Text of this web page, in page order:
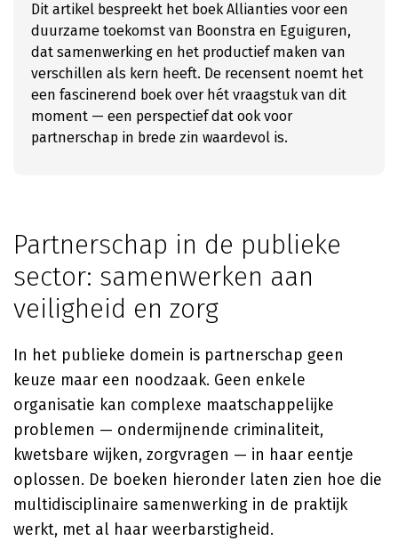
Dit artikel bespreekt het boek Allianties voor een
duurzame toekomst van Boonstra en Eguiguren,
dat samenwerking en het productief maken van
verschillen als kern heeft. De recensent noemt het
een fascinerend boek over hét vraagstuk van dit
moment — een perspectief dat ook voor
partnerschap in brede zin waardevol is.
Partnerschap in de publieke
sector: samenwerken aan
veiligheid en zorg
In het publieke domein is partnerschap geen
keuze maar een noodzaak. Geen enkele
organisatie kan complexe maatschappelijke
problemen — ondermijnende criminaliteit,
kwetsbare wijken, zorgvragen — in haar eentje
oplossen. De boeken hieronder laten zien hoe die
multidisciplinaire samenwerking in de praktijk
werkt, met al haar weerbarstigheid.